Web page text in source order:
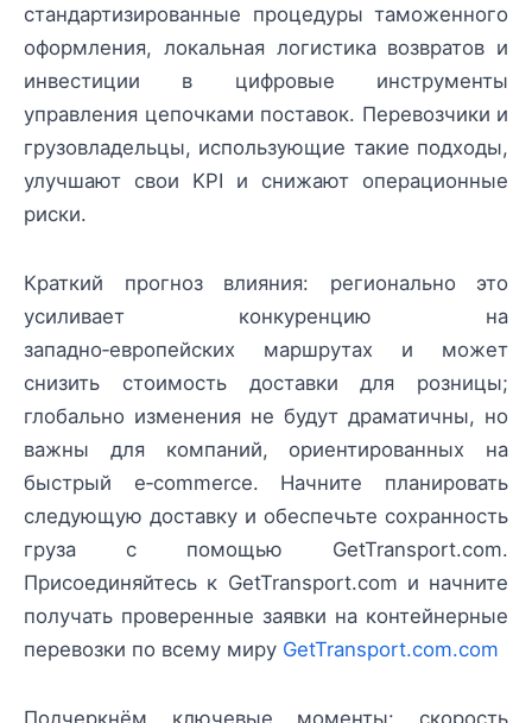
стандартизированные процедуры таможенного
оформления, локальная логистика возвратов и
инвестиции в цифровые инструменты
управления цепочками поставок. Перевозчики и
грузовладельцы, использующие такие подходы,
улучшают свои KPI и снижают операционные
риски.
Краткий прогноз влияния: регионально это
усиливает конкуренцию на
западно‑европейских маршрутах и может
снизить стоимость доставки для розницы;
глобально изменения не будут драматичны, но
важны для компаний, ориентированных на
быстрый e‑commerce. Начните планировать
следующую доставку и обеспечьте сохранность
груза с помощью GetTransport.com.
Присоединяйтесь к GetTransport.com и начните
получать проверенные заявки на контейнерные
перевозки по всему миру GetTransport.com.com